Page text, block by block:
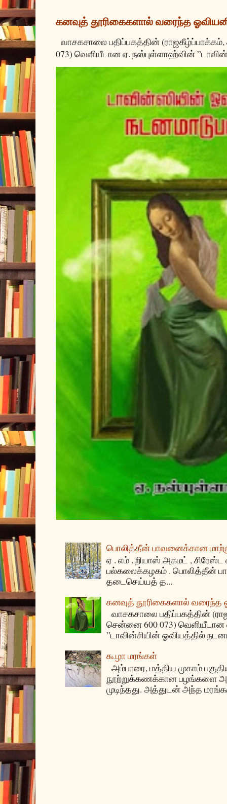
கனவுத் தூரிகைகளால் வரைந்த
வாசகசாலை பதிப்பகத்தின்
073) வெளியீடான ஏ. நஸ்புள்ளாஹ்வின்
பொலித்தீன் பாவனைக்கான
ஏ . எம் . றியாஸ் அகமட் , சிரேஸ்ட
பல்கலைக்கழகம் . பொலித்தீன்
தடைசெய்யத் த...
கனவுத் தூரிகைகளால்
வாசகசாலை பதிப்பகத்தின்
சென்னை 600 073)
”டாவின்சியின் ஓவியத்தில்
கூழா மரங்கள்
அம்பாரை, மத்திய முகாம்
நூற்றுக்கணக்கான பழங்களை
முடிந்தது. அத்துடன் அந்த